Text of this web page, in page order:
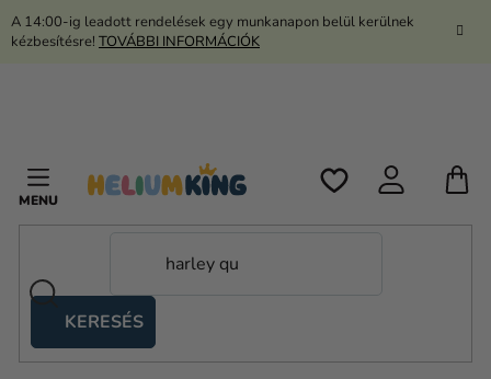
Ugrás
A 14:00-ig leadott rendelések egy munkanapon belül kerülnek
kézbesítésre! TOVÁBBI INFORMÁCIÓK
KERESÉS
sátrak